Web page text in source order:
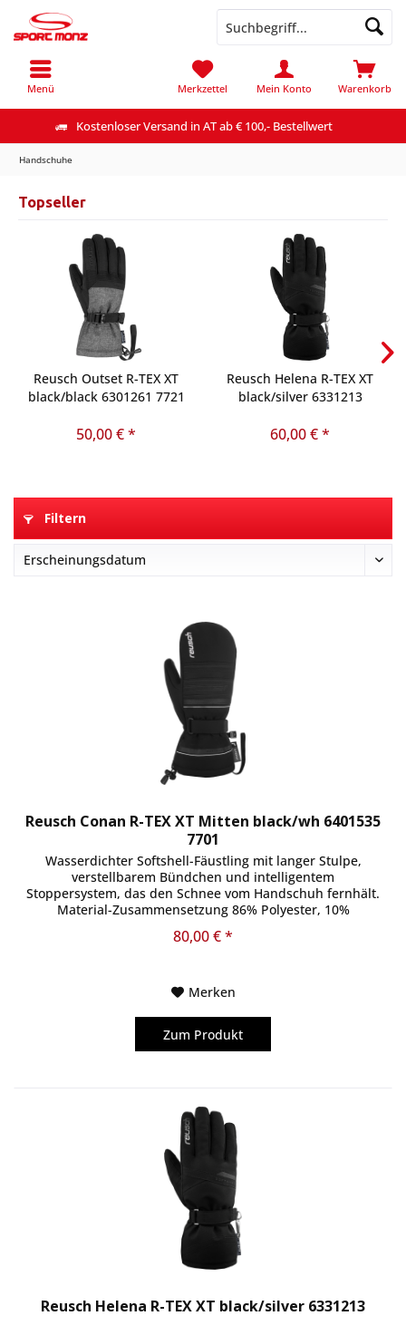
Kostenloser Versand in AT ab € 100,- Bestellwert
Menü Warenkorb
Merkzettel Mein Konto
Handschuhe
Topseller
Reusch Outset R-TEX XT
black/black 6301261 7721
50,00 € *
Reusch Helena R-TEX XT
black/silver 6331213
60,00 € *
Filtern
Reusch Conan R-TEX XT Mitten black/wh 6401535
7701
Wasserdichter Softshell-Fäustling mit langer Stulpe,
verstellbarem Bündchen und intelligentem
Stoppersystem, das den Schnee vom Handschuh fernhält.
Material-Zusammensetzung 86% Polyester, 10%
80,00 € *
Merken
Zum Produkt
Reusch Helena R-TEX XT black/silver 6331213